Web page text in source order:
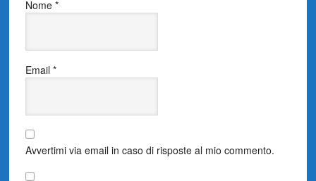
Nome *
Email *
Avvertimi via email in caso di risposte al mio commento.